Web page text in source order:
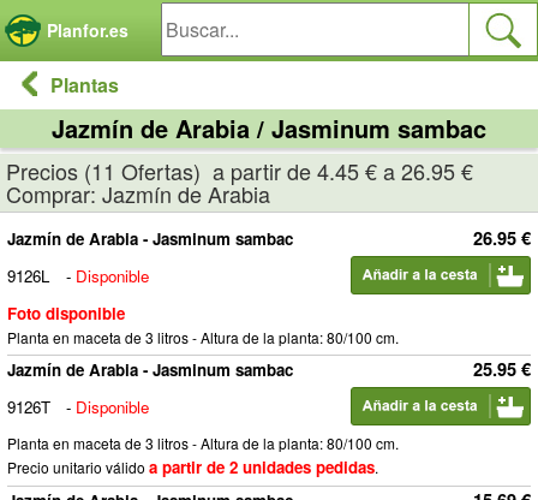
Planfor.es
Plantas
Jazmín de Arabia / Jasminum sambac
Precios (11 Ofertas) a partir de 4.45 € a 26.95 €
Comprar: Jazmín de Arabia
26.95 €
Jazmín de Arabia - Jasminum sambac
9126L
- Disponible
Foto disponible
Planta en maceta de 3 litros - Altura de la planta: 80/100 cm.
25.95 €
Jazmín de Arabia - Jasminum sambac
9126T
- Disponible
Planta en maceta de 3 litros - Altura de la planta: 80/100 cm.
Precio unitario válido a partir de 2 unidades pedidas.
Panel de gestión de cookies